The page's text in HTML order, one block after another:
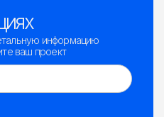
информацию
ваш проект